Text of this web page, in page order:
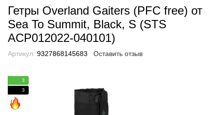
Гетры Overland Gaiters (PFC free) от
Sea To Summit, Black, S (STS
ACP012022-040101)
Артикул: 9327868145683 Оставить отзыв
3
3